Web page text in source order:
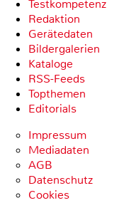
Testkompetenz
Redaktion
Gerätedaten
Bildergalerien
Kataloge
RSS-Feeds
Topthemen
Editorials
Impressum
Mediadaten
AGB
Datenschutz
Cookies